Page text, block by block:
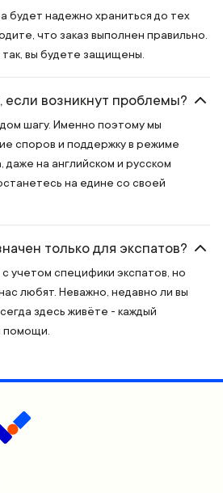
будет надежно храниться до тех
что заказ выполнен правильно.
вы будете защищены.
если возникнут проблемы?
шагу. Именно поэтому мы
споров и поддержку в режиме
на английском и русском
на едине со своей
только для экспатов?
учетом специфики экспатов, но
любят. Неважно, недавно ли вы
здесь живёте - каждый
помощи.